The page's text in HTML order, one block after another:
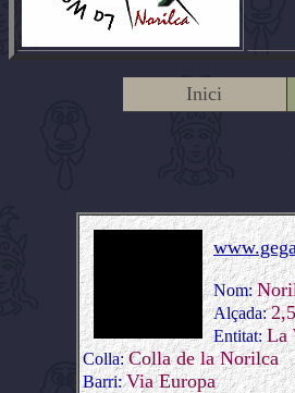
Inici
Nom:
Alçada:
Entitat:La
Colla:Colla de la Norilca
Barri:Via Europa